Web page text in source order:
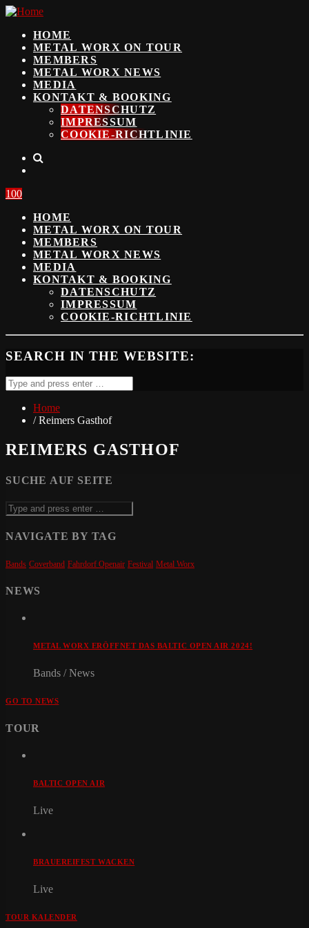
HOME
METAL WORX ON TOUR
MEMBERS
METAL WORX NEWS
MEDIA
KONTAKT & BOOKING
DATENSCHUTZ
IMPRESSUM
COOKIE-RICHTLINIE
100
HOME
METAL WORX ON TOUR
MEMBERS
METAL WORX NEWS
MEDIA
KONTAKT & BOOKING
DATENSCHUTZ
IMPRESSUM
COOKIE-RICHTLINIE
SEARCH IN THE WEBSITE:
Home
/ Reimers Gasthof
REIMERS GASTHOF
SUCHE AUF SEITE
NAVIGATE BY TAG
Bands Coverband Fahrdorf Openair Festival Metal Worx
NEWS
METAL WORX ERÖFFNET DAS BALTIC OPEN AIR 2024!
Bands / News
GO TO NEWS
TOUR
BALTIC OPEN AIR
Live
BRAUEREIFEST WACKEN
Live
TOUR KALENDER